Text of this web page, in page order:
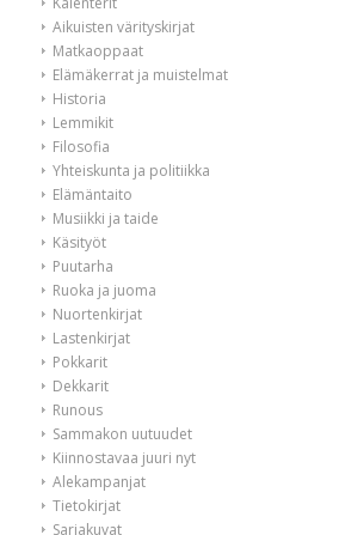
Aikuisten värityskirjat
Matkaoppaat
Elämäkerrat ja muistelmat
Historia
Lemmikit
Filosofia
Yhteiskunta ja politiikka
Elämäntaito
Musiikki ja taide
Käsityöt
Puutarha
Ruoka ja juoma
Nuortenkirjat
Lastenkirjat
Pokkarit
Dekkarit
Runous
Sammakon uutuudet
Kiinnostavaa juuri nyt
Alekampanjat
Tietokirjat
Sarjakuvat